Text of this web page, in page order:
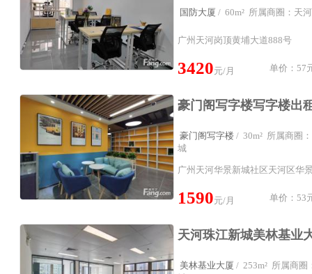
国防大厦 / 60m² 所属商圈：天
广州天河岗顶黄埔大道888号
3420元/月 单价：57
豪门阁写字楼 / 30m² 所属商圈
城
广州天河华景新城社区天河区华
1590元/月 单价：53
美林基业大厦 / 253m² 所属商圈